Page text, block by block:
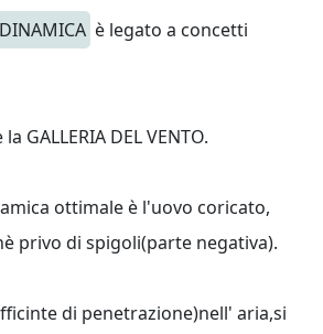
è legato a concetti
GALLERIA DEL VENTO.
ottimale è l'uovo coricato,
privo di spigoli(parte negativa).
di penetrazione)nell' aria,si